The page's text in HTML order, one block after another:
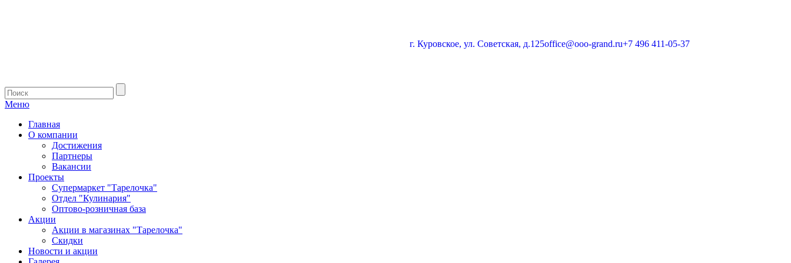
г. Куровское, ул. Советская, д.125office@ooo-grand.ru+7 496 411-05-37
Меню
Главная
О компании
Достижения
Партнеры
Вакансии
Проекты
Супермаркет "Тарелочка"
Отдел "Кулинария"
Оптово-розничная база
Акции
Акции в магазинах "Тарелочка"
Скидки
Новости и акции